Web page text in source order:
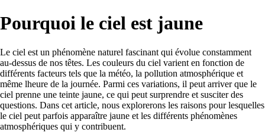
Pourquoi le ciel est jaune
Le ciel est un phénomène naturel fascinant qui évolue constamment
au-dessus de nos têtes. Les couleurs du ciel varient en fonction de
différents facteurs tels que la météo, la pollution atmosphérique et
même lheure de la journée. Parmi ces variations, il peut arriver que le
ciel prenne une teinte jaune, ce qui peut surprendre et susciter des
questions. Dans cet article, nous explorerons les raisons pour lesquelles
le ciel peut parfois apparaître jaune et les différents phénomènes
atmosphériques qui y contribuent.